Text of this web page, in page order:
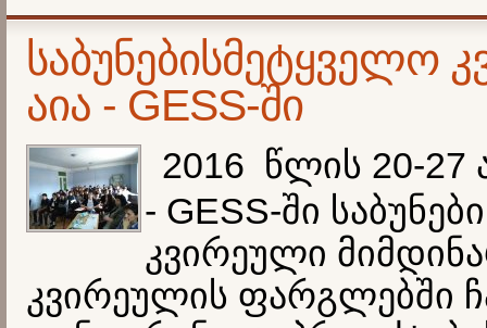
საბუნებისმეტყველო
აია - GESS-ში
2016 წლის 20-27
- GESS-ში
კვირეული
კვირეულის ფარგლებში